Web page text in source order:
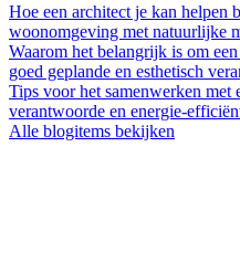
Hoe een architect je kan helpen
woonomgeving met natuurlijke
Waarom het belangrijk is om
goed geplande en esthetisch
Tips voor het samenwerken met
verantwoorde en energie-
Alle blogitems bekijken